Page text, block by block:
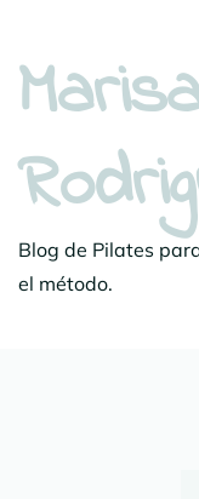
Blog de Pilates
el método.